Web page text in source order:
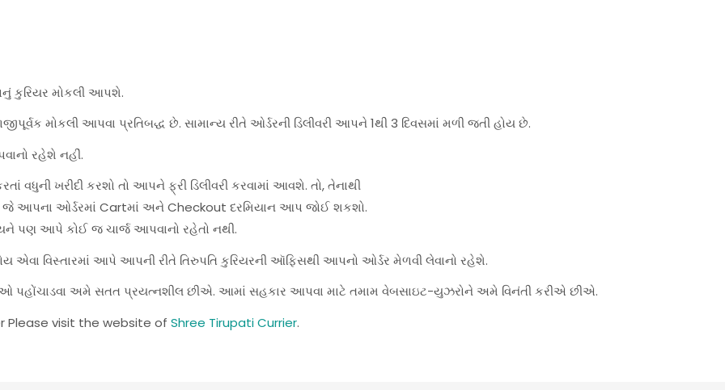
કુરિયર મોકલી આપશે.
મોકલી આપવા પ્રતિબદ્ધ છે. સામાન્ય રીતે ઓર્ડરની ડિલીવરી આપને 1થી 3 દિવસમાં મળી જતી હોય છે.
રહેશે નહીં.
વધુની ખરીદી કરશો તો આપને ફ્રી ડિલીવરી કરવામાં આવશે. તો, તેનાથી
જે આપના ઓર્ડરમાં Cartમાં અને Checkout દરમિયાન આપ જોઈ શકશો.
પણ આપે કોઈ જ ચાર્જ આપવાનો રહેતો નથી.
એવા વિસ્તારમાં આપે આપની રીતે તિરુપતિ કુરિયરની ઑફિસથી આપનો ઓર્ડર મેળવી લેવાનો રહેશે.
પહોંચાડવા અમે સતત પ્રયત્નશીલ છીએ. આમાં સહકાર આપવા માટે તમામ વેબસાઇટ-યુઝરોને અમે વિનંતી કરીએ છીએ.
Please visit the website of Shree Tirupati Currier.